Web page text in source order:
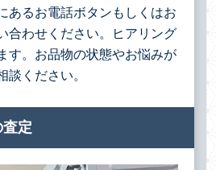
あるお電話ボタンもしくはお
合わせください。ヒアリング
す。お品物の状態やお悩みが
談ください。
定